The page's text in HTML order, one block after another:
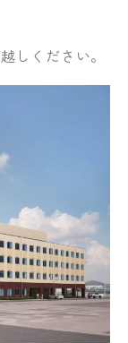
しください。